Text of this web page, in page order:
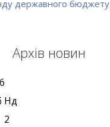
державного бюджету
Архів новин
Нд
2